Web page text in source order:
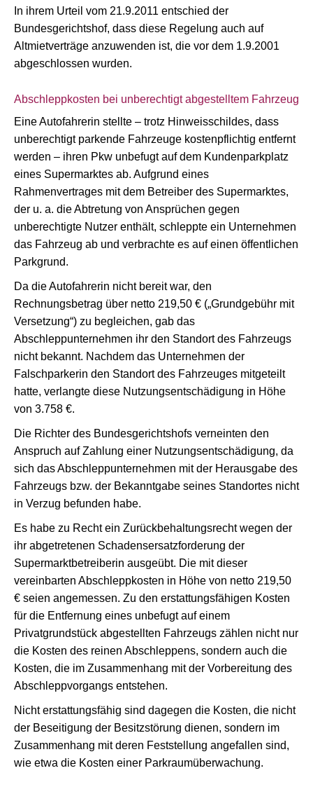
In ihrem Urteil vom 21.9.2011 entschied der
Bundesgerichtshof, dass diese Regelung auch auf
Altmietverträge anzuwenden ist, die vor dem 1.9.2001
abgeschlossen wurden.
Abschleppkosten bei unberechtigt abgestelltem Fahrzeug
Eine Autofahrerin stellte – trotz Hinweisschildes, dass
unberechtigt parkende Fahrzeuge kostenpflichtig entfernt
werden – ihren Pkw unbefugt auf dem Kundenparkplatz
eines Supermarktes ab. Aufgrund eines
Rahmenvertrages mit dem Betreiber des Supermarktes,
der u. a. die Abtretung von Ansprüchen gegen
unberechtigte Nutzer enthält, schleppte ein Unternehmen
das Fahrzeug ab und verbrachte es auf einen öffentlichen
Parkgrund.
Da die Autofahrerin nicht bereit war, den
Rechnungsbetrag über netto 219,50 € („Grundgebühr mit
Versetzung“) zu begleichen, gab das
Abschleppunternehmen ihr den Standort des Fahrzeugs
nicht bekannt. Nachdem das Unternehmen der
Falschparkerin den Standort des Fahrzeuges mitgeteilt
hatte, verlangte diese Nutzungsentschädigung in Höhe
von 3.758 €.
Die Richter des Bundesgerichtshofs verneinten den
Anspruch auf Zahlung einer Nutzungsentschädigung, da
sich das Abschleppunternehmen mit der Herausgabe des
Fahrzeugs bzw. der Bekanntgabe seines Standortes nicht
in Verzug befunden habe.
Es habe zu Recht ein Zurückbehaltungsrecht wegen der
ihr abgetretenen Schadensersatzforderung der
Supermarktbetreiberin ausgeübt. Die mit dieser
vereinbarten Abschleppkosten in Höhe von netto 219,50
€ seien angemessen. Zu den erstattungsfähigen Kosten
für die Entfernung eines unbefugt auf einem
Privatgrundstück abgestellten Fahrzeugs zählen nicht nur
die Kosten des reinen Abschleppens, sondern auch die
Kosten, die im Zusammenhang mit der Vorbereitung des
Abschleppvorgangs entstehen.
Nicht erstattungsfähig sind dagegen die Kosten, die nicht
der Beseitigung der Besitzstörung dienen, sondern im
Zusammenhang mit deren Feststellung angefallen sind,
wie etwa die Kosten einer Parkraumüberwachung.